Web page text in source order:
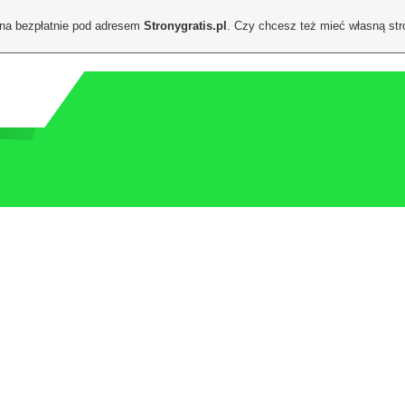
bezpłatnie pod adresem Stronygratis.pl . Czy chcesz też mieć własną